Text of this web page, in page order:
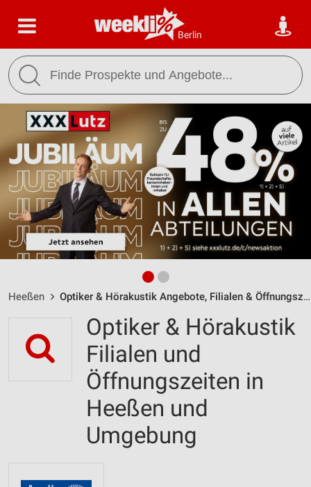
Berlin
Heeßen Optiker & Hörakustik Angebote, Filialen & Öffnungszeiten
Optiker & Hörakustik
Filialen und
Öffnungszeiten in
Heeßen und
Umgebung